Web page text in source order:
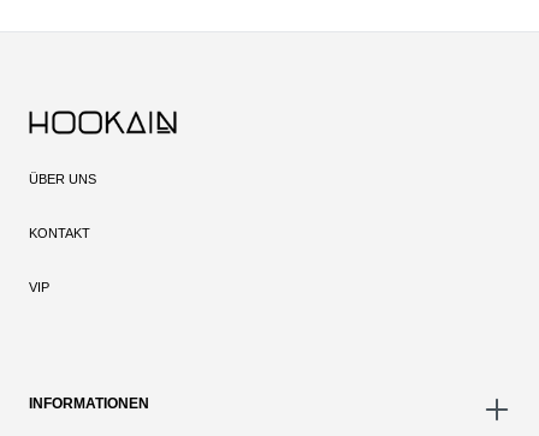
ÜBER UNS
KONTAKT
VIP
INFORMATIONEN